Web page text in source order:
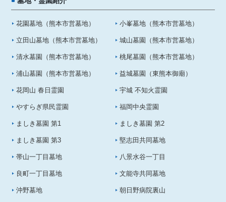
花園墓地（熊本市営墓地） 小峯墓地（熊本市営墓地）
立田山墓地（熊本市営墓地） 城山墓園（熊本市営墓地）
清水墓園（熊本市営墓地） 桃尾墓園（熊本市営墓地）
浦山墓園（熊本市営墓地） 益城墓園（東熊本御廟）
花岡山 春日霊園 宇城 不知火霊園
やすらぎ県民霊園 福岡中央霊園
ましき墓園 第1 ましき墓園 第2
ましき墓園 第3 堅志田共同墓地
帯山一丁目墓地 八景水谷一丁目
良町一丁目墓地 文能寺共同墓地
沖野墓地 朝日野病院裏山